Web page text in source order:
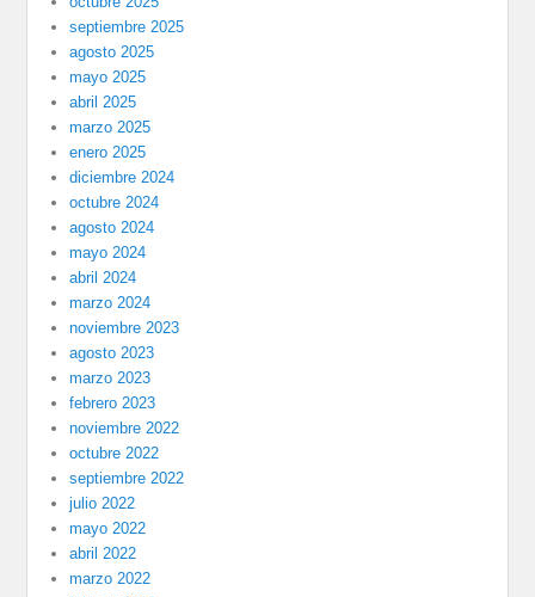
septiembre 2025
agosto 2025
mayo 2025
abril 2025
marzo 2025
enero 2025
diciembre 2024
octubre 2024
agosto 2024
mayo 2024
abril 2024
marzo 2024
noviembre 2023
agosto 2023
marzo 2023
febrero 2023
noviembre 2022
octubre 2022
septiembre 2022
julio 2022
mayo 2022
abril 2022
marzo 2022